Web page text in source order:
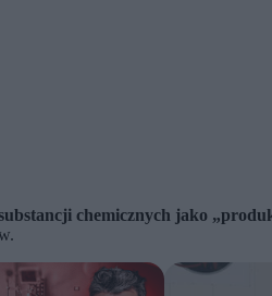
chemicznych jako